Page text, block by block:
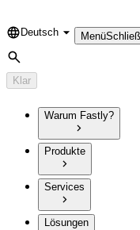
Language
Deutsch Menü
Suche
Klar
Warum Fastly?
Produkte
Services
Lösungen